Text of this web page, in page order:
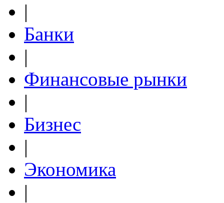
|
Банки
|
Финансовые рынки
|
Бизнес
|
Экономика
|